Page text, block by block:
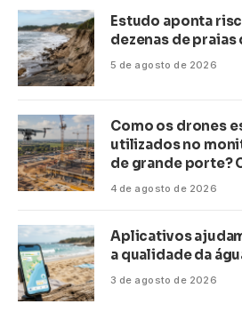
Estudo aponta
dezenas de
5 de agosto de 2026
Como os drones
utilizados no
de grande porte?
4 de agosto de 2026
Aplicativos
a qualidade da
3 de agosto de 2026